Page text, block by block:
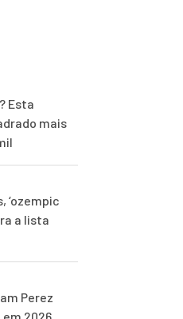
Esta
mais
‘ozempic
a lista
Perez